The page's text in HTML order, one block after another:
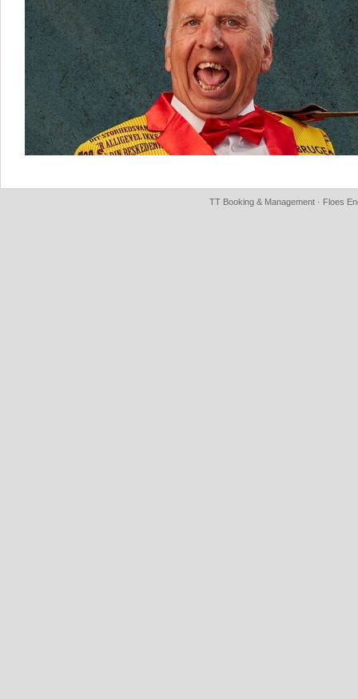
TT Booking & Management · Floes